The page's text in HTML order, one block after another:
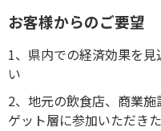
お客様からのご要望
1、県内での経済効果を
い
2、地元の飲食店、商業
ゲット層に参加いただき